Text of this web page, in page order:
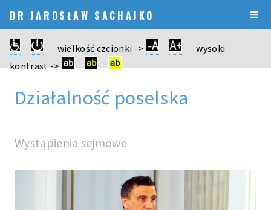
DR JAROSŁAW SACHAJKO
wielkość czcionki ->
wysoki
kontrast ->
Działalność poselska
Wystąpienia sejmowe